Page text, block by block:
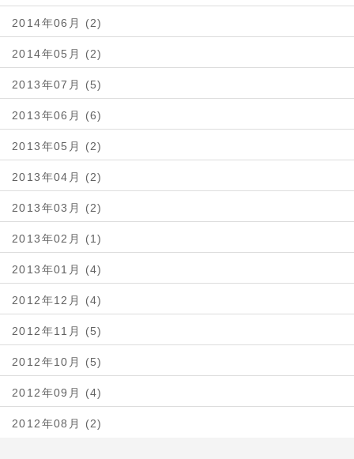
2014年06月 (2)
2014年05月 (2)
2013年07月 (5)
2013年06月 (6)
2013年05月 (2)
2013年04月 (2)
2013年03月 (2)
2013年02月 (1)
2013年01月 (4)
2012年12月 (4)
2012年11月 (5)
2012年10月 (5)
2012年09月 (4)
2012年08月 (2)